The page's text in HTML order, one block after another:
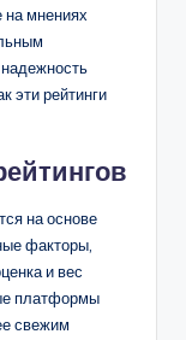
на мнениях
эти рейтинги
на основе
факторы,
и вес
платформы
свежим